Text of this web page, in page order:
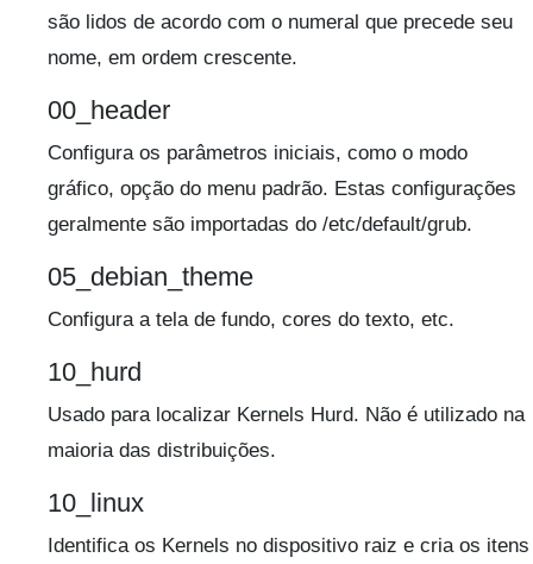
são lidos de acordo com o numeral que precede seu
nome, em ordem crescente.
00_header
Configura os parâmetros iniciais, como o modo
gráfico, opção do menu padrão. Estas configurações
geralmente são importadas do /etc/default/grub.
05_debian_theme
Configura a tela de fundo, cores do texto, etc.
10_hurd
Usado para localizar Kernels Hurd. Não é utilizado na
maioria das distribuições.
10_linux
Identifica os Kernels no dispositivo raiz e cria os itens